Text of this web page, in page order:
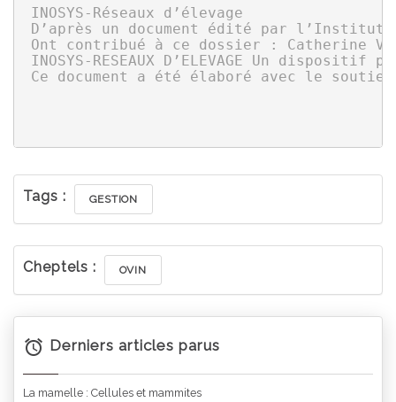
INOSYS-Réseaux d’élevage
D’après un document édité par
Ont contribué à ce dossier : Catherine
INOSYS-RESEAUX D’ELEVAGE Un
Ce document a été élaboré avec le
Tags : GESTION
Cheptels : OVIN
Derniers articles parus
La mamelle : Cellules et mammites